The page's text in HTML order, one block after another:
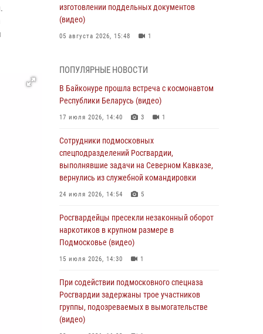
изготовлении поддельных документов
(видео)
05 августа 2026, 15:48 1
подмосковного главка Росгвардии
отработали навыки огневой подготовки на
комплексных учениях
04 августа 2026, 12:21
За прошедший месяц росгвардейцы 7386 раз
выезжали по сигналам «Тревога» с
охраняемых объектов в Подмосковье
04 августа 2026, 12:15
супермаркета в Подмосковье (видео)
03 августа 2026, 15:32 1
Подмосковье (видео)
03 августа 2026, 15:08 1
В Подмосковье отметили годовщину со Дня
ПОПУЛЯРНЫЕ НОВОСТИ
В Байконуре прошла встреча с космонавтом
Республики Беларусь (видео)
17 июля 2026, 14:40 3 1
Сотрудники подмосковных
спецподразделений Росгвардии,
выполнявшие задачи на Северном Кавказе,
вернулись из служебной командировки
24 июля 2026, 14:54 5
Росгвардейцы пресекли незаконный оборот
наркотиков в крупном размере в
Подмосковье (видео)
15 июля 2026, 14:30 1
При содействии подмосковного спецназа
Росгвардии задержаны трое участников
группы, подозреваемых в вымогательстве
(видео)